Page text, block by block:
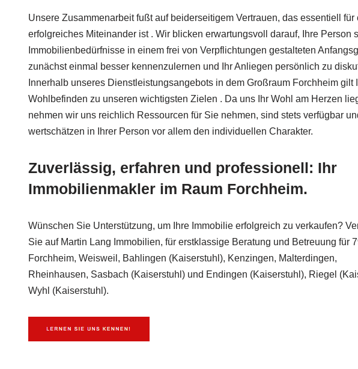
Unsere Zusammenarbeit fußt auf beiderseitigem Vertrauen, das essentiell für
erfolgreiches Miteinander ist . Wir blicken erwartungsvoll darauf, Ihre Person
Immobilienbedürfnisse in einem frei von Verpflichtungen gestalteten
zunächst einmal besser kennenzulernen und Ihr Anliegen persönlich zu
Innerhalb unseres Dienstleistungsangebots in dem Großraum Forchheim gilt
Wohlbefinden zu unseren wichtigsten Zielen . Da uns Ihr Wohl am Herzen
nehmen wir uns reichlich Ressourcen für Sie nehmen, sind stets verfügbar
wertschätzen in Ihrer Person vor allem den individuellen Charakter.
Zuverlässig, erfahren und professionell: Ihr
Immobilienmakler im Raum Forchheim.
Wünschen Sie Unterstützung, um Ihre Immobilie erfolgreich zu verkaufen?
Sie auf Martin Lang Immobilien, für erstklassige Beratung und Betreuung für
Forchheim, Weisweil, Bahlingen (Kaiserstuhl), Kenzingen, Malterdingen,
Rheinhausen, Sasbach (Kaiserstuhl) und Endingen (Kaiserstuhl), Riegel
Wyhl (Kaiserstuhl).